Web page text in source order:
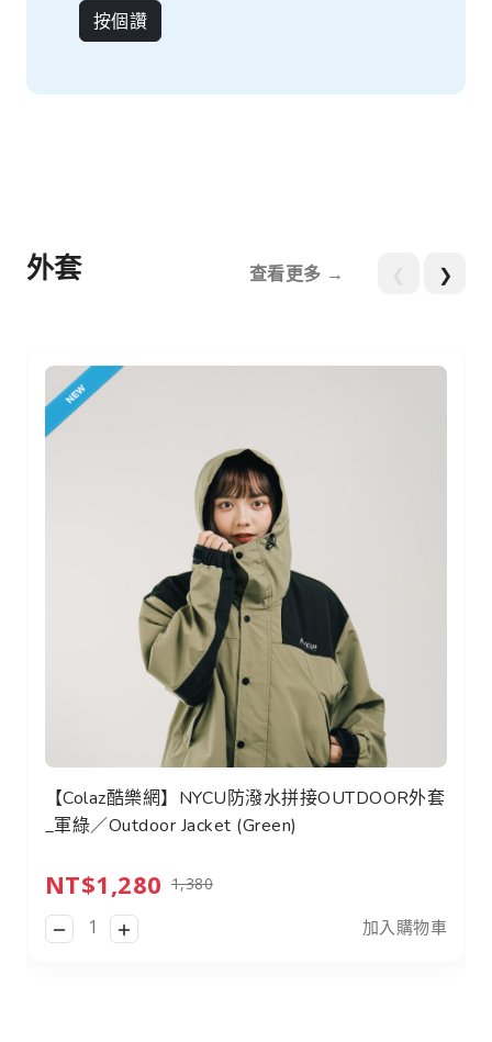
按個讚
外套 查看更多 → ❯
【Colaz酷樂網】NYCU防潑水拼接OUTDOOR外套
_軍綠／Outdoor Jacket (Green)
NT$1,280 1,380
加入購物車